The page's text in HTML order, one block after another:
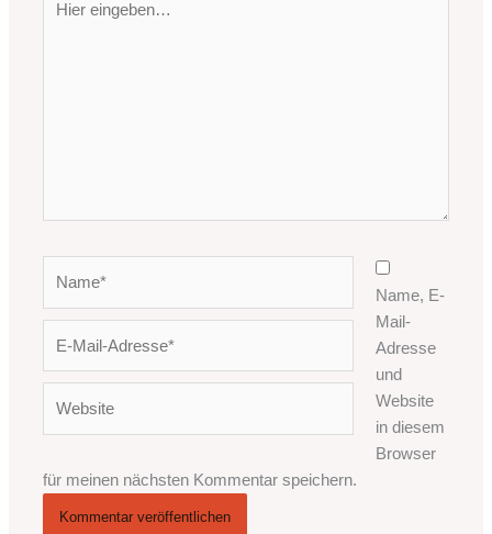
eingeben…
Mail-
Adresse*
Name, E-
Mail-
Adresse
und
Website
in diesem
Browser
für meinen nächsten Kommentar speichern.